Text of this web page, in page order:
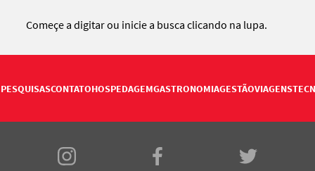
Começe a digitar ou inicie a busca clicando na lupa.
PESQUISASCONTATOHOSPEDAGEMGASTRONOMIAGESTÃOVIAGENS